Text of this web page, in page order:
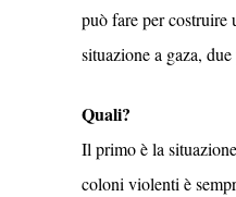
può fare per costruire
situazione a gaza,
Quali?
Il primo è la
coloni violenti è